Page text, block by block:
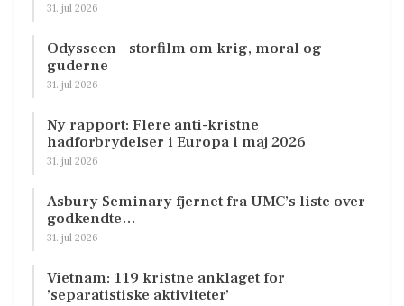
31. jul 2026
Odysseen – storfilm om krig, moral og
guderne
31. jul 2026
Ny rapport: Flere anti-kristne
hadforbrydelser i Europa i maj 2026
31. jul 2026
Asbury Seminary fjernet fra UMC’s liste over
godkendte…
31. jul 2026
Vietnam: 119 kristne anklaget for
’separatistiske aktiviteter’